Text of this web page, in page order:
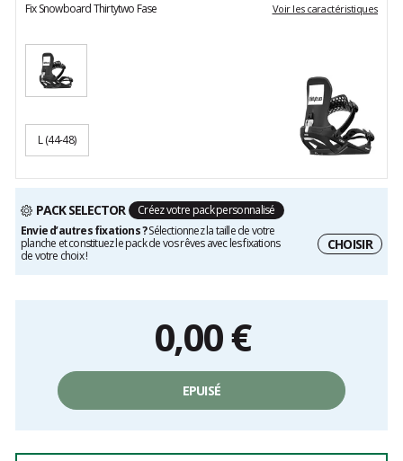
Fix Snowboard Thirtytwo Fase Voir les caractéristiques
L(44-48)
PACK SELECTOR
Créez votre pack personnalisé
Envie d’autres fixations ?Sélectionnez la taille de votre
planche et constituez le pack de vos rêves avec les fixations
de votre choix !
CHOISIR
0,00€
EPUISÉ